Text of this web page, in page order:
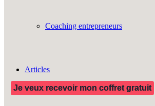
Coaching entrepreneurs
Articles
Je veux recevoir mon coffret gratuit